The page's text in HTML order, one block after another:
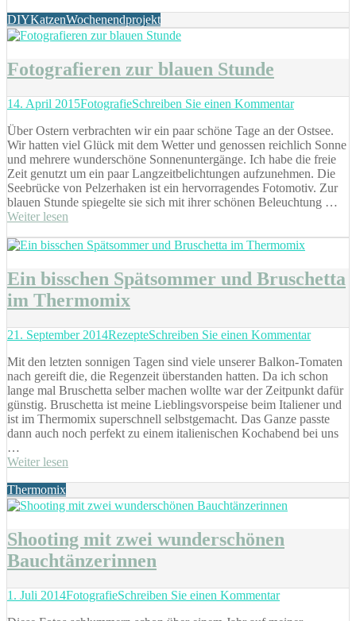
Tags
DIYKatzenWochenendprojekt
Fotografieren zur blauen Stunde
Posted
14. April 2015Categories
FotografieSchreiben Sie einen Kommentarzu
zur
blauen
Stunde
Über Ostern verbrachten wir ein paar schöne Tage an der Ostsee.
Wir hatten viel Glück mit dem Wetter und genossen reichlich Sonne
und mehrere wunderschöne Sonnenuntergänge. Ich habe die freie
Zeit genutzt um ein paar Langzeitbelichtungen aufzunehmen. Die
Seebrücke von Pelzerhaken ist ein hervorragendes Fotomotiv. Zur
blauen Stunde spiegelte sie sich mit ihrer schönen Beleuchtung …
Weiter lesen
Ein bisschen Spätsommer und Bruschetta
im Thermomix
Posted
21. September 2014Categories
RezepteSchreiben Sie einen Kommentarzu
bisschen
und
im
Mit den letzten sonnigen Tagen sind viele unserer Balkon-Tomaten
nach gereift die, die Regenzeit überstanden hatten. Da ich schon
lange mal Bruschetta selber machen wollte war der Zeitpunkt dafür
günstig. Bruschetta ist meine Lieblingsvorspeise beim Italiener und
ist im Thermomix superschnell selbstgemacht. Das Ganze passte
dann auch noch perfekt zu einem italienischen Kochabend bei uns
…
Weiter lesen
Tags
Thermomix
Shooting mit zwei wunderschönen
Bauchtänzerinnen
Posted
1. Juli 2014Categories
FotografieSchreiben Sie einen Kommentarzu